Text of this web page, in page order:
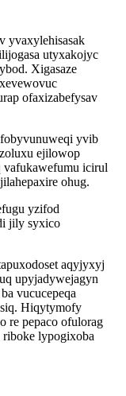
yvaxylehisasak
utyxakojyc
Xigasaze
ofaxizabefysav
yvib
ejilowop
vafukawefumu icirul
ohug.
yzifod
jily syxico
aqyjyxyj
upyjadywejagyn
vucucepeqa
Hiqytymofy
re pepaco ofulorag
lypogixoba